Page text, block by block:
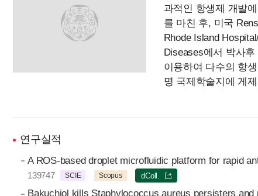
과적인 항생제 개발
를 마친 후, 미국
Rhode Island
Diseases에서 박사
이용하여 다수의 항
명 국제학술지에 게
연구실적
A ROS-based droplet microfluidic platform for rapid
139747
SCIE Scopus dColl.
Bakuchiol kills Staphylococcus aureus persisters